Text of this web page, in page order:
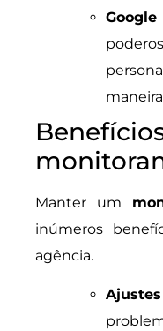
Manter um
inúmeros
agência.